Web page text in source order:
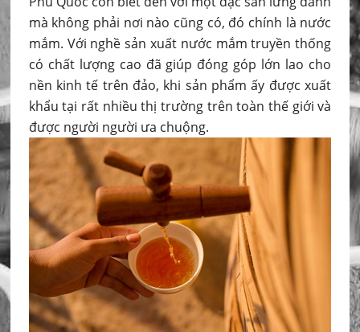
mà không phải nơi nào cũng có, đó chính là nước
mắm. Với nghề sản xuất nước mắm truyền thống
có chất lượng cao đã giúp đóng góp lớn lao cho
nền kinh tế trên đảo, khi sản phẩm ấy được xuất
khẩu tại rất nhiều thị trường trên toàn thế giới và
được người người ưa chuộng.